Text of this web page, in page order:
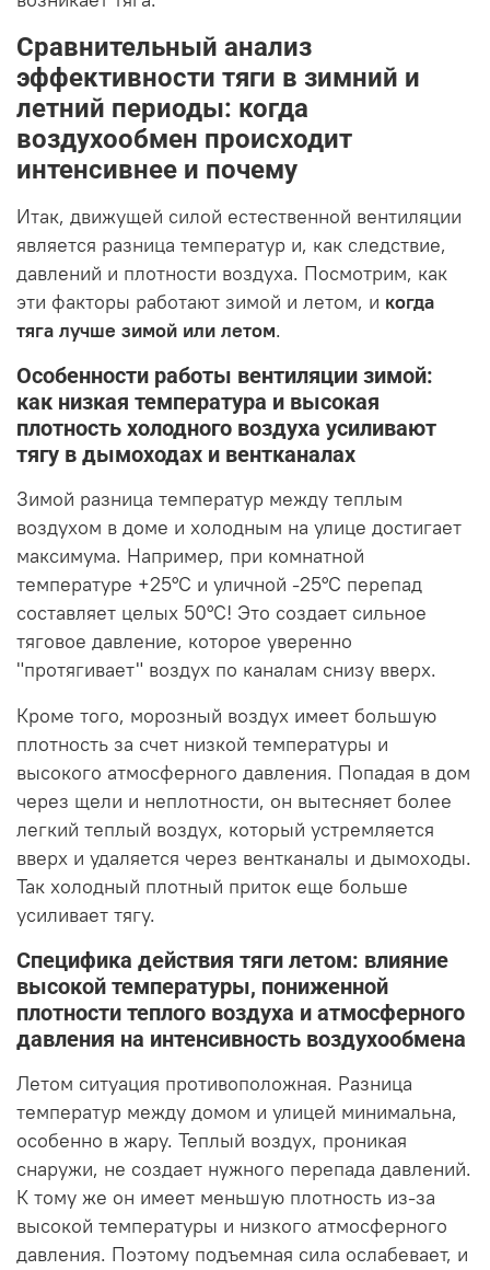
Сравнительный анализ
эффективности тяги в зимний и
летний периоды: когда
воздухообмен происходит
интенсивнее и почему
Итак, движущей силой естественной вентиляции
является разница температур и, как следствие,
давлений и плотности воздуха. Посмотрим, как
эти факторы работают зимой и летом, и когда
тяга лучше зимой или летом.
Особенности работы вентиляции зимой:
как низкая температура и высокая
плотность холодного воздуха усиливают
тягу в дымоходах и вентканалах
Зимой разница температур между теплым
воздухом в доме и холодным на улице достигает
максимума. Например, при комнатной
температуре +25°C и уличной -25°C перепад
составляет целых 50°C! Это создает сильное
тяговое давление, которое уверенно
"протягивает" воздух по каналам снизу вверх.
Кроме того, морозный воздух имеет большую
плотность за счет низкой температуры и
высокого атмосферного давления. Попадая в дом
через щели и неплотности, он вытесняет более
легкий теплый воздух, который устремляется
вверх и удаляется через вентканалы и дымоходы.
Так холодный плотный приток еще больше
усиливает тягу.
Специфика действия тяги летом: влияние
высокой температуры, пониженной
плотности теплого воздуха и атмосферного
давления на интенсивность воздухообмена
Летом ситуация противоположная. Разница
температур между домом и улицей минимальна,
особенно в жару. Теплый воздух, проникая
снаружи, не создает нужного перепада давлений.
К тому же он имеет меньшую плотность из-за
высокой температуры и низкого атмосферного
давления. Поэтому подъемная сила ослабевает, и